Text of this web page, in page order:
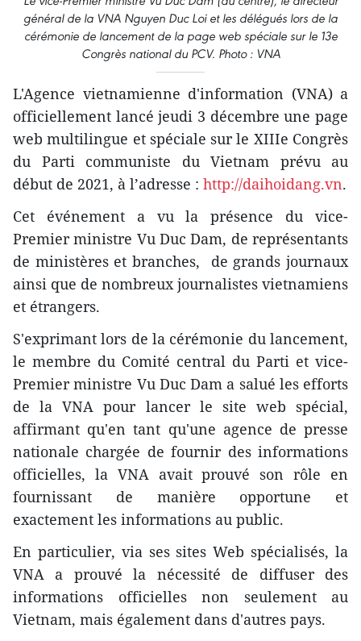
général de la VNA Nguyen Duc Loi et les délégués lors de la
cérémonie de lancement de la page web spéciale sur le 13e
Congrès national du PCV. Photo : VNA
L'Agence vietnamienne d'information (VNA) a
officiellement lancé jeudi 3 décembre une page
web multilingue et spéciale sur le XIIIe Congrès
du Parti communiste du Vietnam prévu au
début de 2021, à l’adresse : http://daihoidang.vn.
Cet événement a vu la présence du vice-
Premier ministre Vu Duc Dam, de représentants
de ministères et branches, de grands journaux
ainsi que de nombreux journalistes vietnamiens
et étrangers.
S'exprimant lors de la cérémonie du lancement,
le membre du Comité central du Parti et vice-
Premier ministre Vu Duc Dam a salué les efforts
de la VNA pour lancer le site web spécial,
affirmant qu'en tant qu'une agence de presse
nationale chargée de fournir des informations
officielles, la VNA avait prouvé son rôle en
fournissant de manière opportune et
exactement les informations au public.
En particulier, via ses sites Web spécialisés, la
VNA a prouvé la nécessité de diffuser des
informations officielles non seulement au
Vietnam, mais également dans d'autres pays.